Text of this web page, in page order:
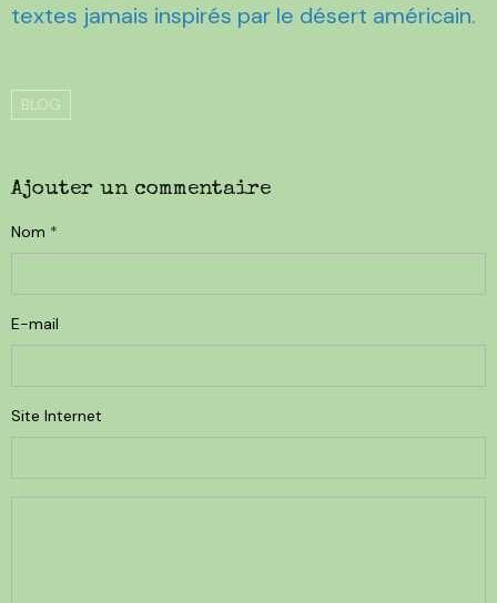
textes jamais inspirés par le désert américain.
BLOG
Ajouter un commentaire
Nom
E-mail
Site Internet